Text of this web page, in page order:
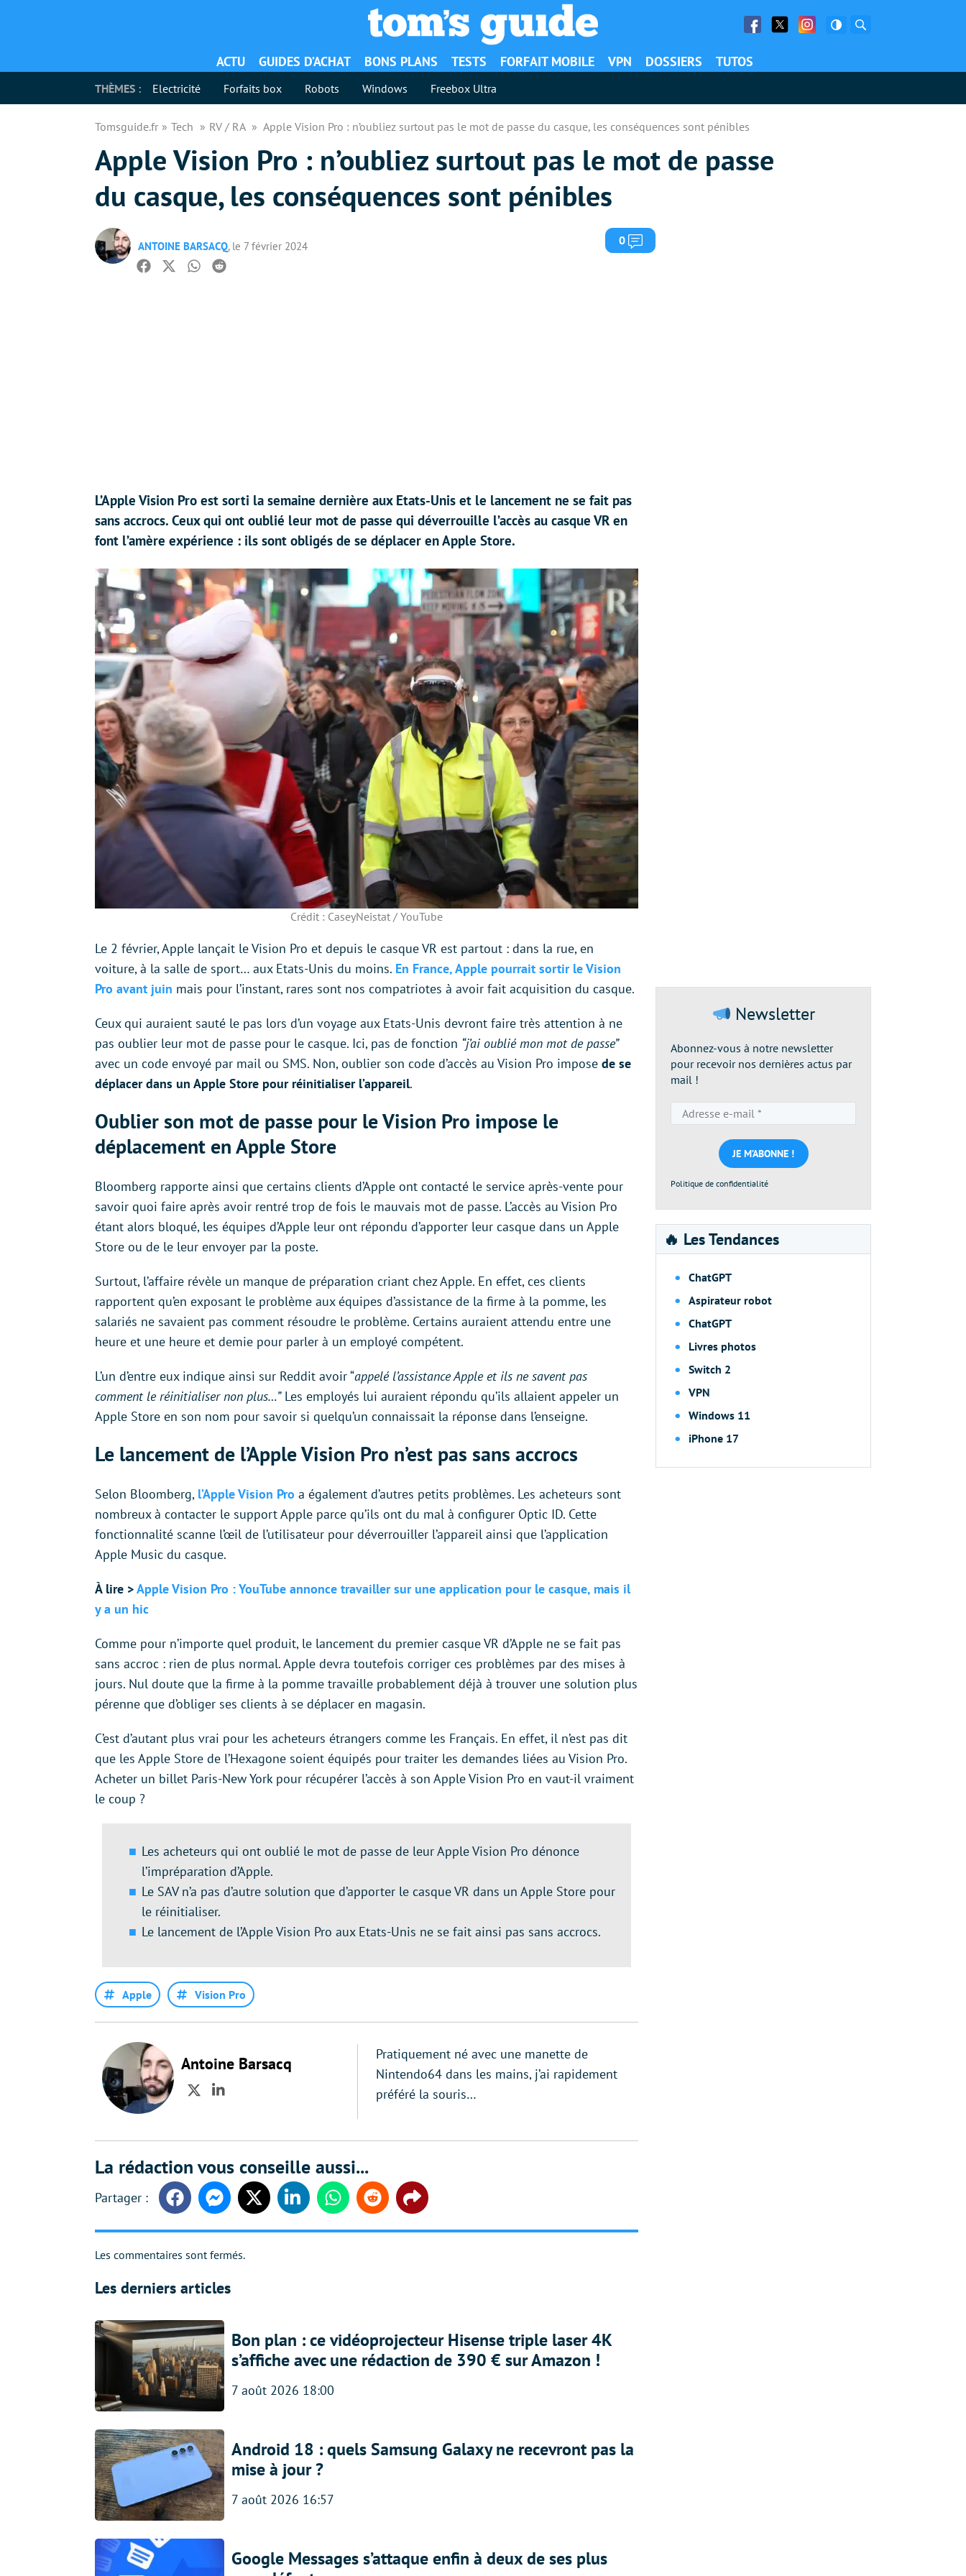
Facebook
Twitter Facebook
ACTU GUIDES D’ACHAT BONS PLANS TESTS FORFAIT MOBILE VPN DOSSIERS TUTOS
THÈMES : Electricité Forfaits box Robots Windows Freebox Ultra
Tomsguide.fr Tech RV / RA Apple Vision Pro : n’oubliez surtout pas le mot de passe du casque, les conséquences sont pénibles
Apple Vision Pro : n’oubliez surtout pas le mot de passe
du casque, les conséquences sont pénibles
ANTOINE BARSACQ, le 7 février 2024 0 Commentaires
Facebook
TwitterWhatsapp
Reddit
L’Apple Vision Pro est sorti la semaine dernière aux Etats-Unis et le lancement ne se fait pas
sans accrocs. Ceux qui ont oublié leur mot de passe qui déverrouille l’accès au casque VR en
font l’amère expérience : ils sont obligés de se déplacer en Apple Store.
Crédit : CaseyNeistat / YouTube
Le 2 février, Apple lançait le Vision Pro et depuis le casque VR est partout : dans la rue, en
voiture, à la salle de sport… aux Etats-Unis du moins. En France, Apple pourrait sortir le Vision
Pro avant juin mais pour l’instant, rares sont nos compatriotes à avoir fait acquisition du casque.
Ceux qui auraient sauté le pas lors d’un voyage aux Etats-Unis devront faire très attention à ne
pas oublier leur mot de passe pour le casque. Ici, pas de fonction “j’ai oublié mon mot de passe”
avec un code envoyé par mail ou SMS. Non, oublier son code d’accès au Vision Pro impose de se
déplacer dans un Apple Store pour réinitialiser l’appareil.
Oublier son mot de passe pour le Vision Pro impose le
déplacement en Apple Store
Bloomberg rapporte ainsi que certains clients d’Apple ont contacté le service après-vente pour
savoir quoi faire après avoir rentré trop de fois le mauvais mot de passe. L’accès au Vision Pro
étant alors bloqué, les équipes d’Apple leur ont répondu d’apporter leur casque dans un Apple
Store ou de le leur envoyer par la poste.
Surtout, l’affaire révèle un manque de préparation criant chez Apple. En effet, ces clients
rapportent qu’en exposant le problème aux équipes d’assistance de la firme à la pomme, les
salariés ne savaient pas comment résoudre le problème. Certains auraient attendu entre une
heure et une heure et demie pour parler à un employé compétent.
L’un d’entre eux indique ainsi sur Reddit avoir “appelé l’assistance Apple et ils ne savent pas
comment le réinitialiser non plus…”Les employés lui auraient répondu qu’ils allaient appeler un
Apple Store en son nom pour savoir si quelqu’un connaissait la réponse dans l’enseigne.
Le lancement de l’Apple Vision Pro n’est pas sans accrocs
Selon Bloomberg, l’Apple Vision Pro a également d’autres petits problèmes. Les acheteurs sont
nombreux à contacter le support Apple parce qu’ils ont du mal à configurer Optic ID. Cette
fonctionnalité scanne l’œil de l’utilisateur pour déverrouiller l’appareil ainsi que l’application
Apple Music du casque.
À lire >Apple Vision Pro : YouTube annonce travailler sur une application pour le casque, mais il
y a un hic
Comme pour n’importe quel produit, le lancement du premier casque VR d’Apple ne se fait pas
sans accroc : rien de plus normal. Apple devra toutefois corriger ces problèmes par des mises à
jours. Nul doute que la firme à la pomme travaille probablement déjà à trouver une solution plus
pérenne que d’obliger ses clients à se déplacer en magasin.
C’est d’autant plus vrai pour les acheteurs étrangers comme les Français. En effet, il n’est pas dit
que les Apple Store de l’Hexagone soient équipés pour traiter les demandes liées au Vision Pro.
Acheter un billet Paris-New York pour récupérer l’accès à son Apple Vision Pro en vaut-il vraiment
le coup ?
Les acheteurs qui ont oublié le mot de passe de leur Apple Vision Pro dénonce
l’impréparation d’Apple.
Le SAV n’a pas d’autre solution que d’apporter le casque VR dans un Apple Store pour
le réinitialiser.
Le lancement de l’Apple Vision Pro aux Etats-Unis ne se fait ainsi pas sans accrocs.
Apple Vision Pro
Antoine Barsacq
TwitterLinkedIn
Pratiquement né avec une manette de
Nintendo64 dans les mains, j’ai rapidement
préféré la souris…
La rédaction vous conseille aussi...
FacebookMessengerTwitter LinkedinWhatsappReddit Share
Les commentaires sont fermés.
Les derniers articles
Bon plan : ce vidéoprojecteur Hisense triple laser 4K
s’affiche avec une rédaction de 390 € sur Amazon !
7 août 2026 18:00
Android 18 : quels Samsung Galaxy ne recevront pas la
mise à jour ?
7 août 2026 16:57
Google Messages s’attaque enfin à deux de ses plus
Newsletter
Abonnez-vous à notre newsletter
pour recevoir nos dernières actus par
mail !
e-
mail
*
Politique de confidentialité
🔥 Les Tendances
ChatGPT
Aspirateur robot
ChatGPT
Livres photos
Switch 2
VPN
Windows 11
iPhone 17